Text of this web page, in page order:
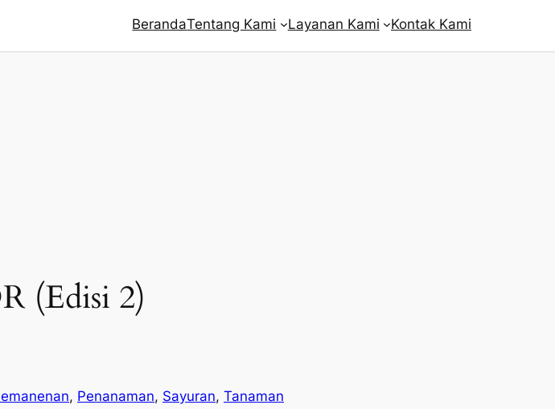
BerandaTentang Kami Layanan Kami Kontak Kami
(Edisi 2)
, Penanaman, Sayuran, Tanaman